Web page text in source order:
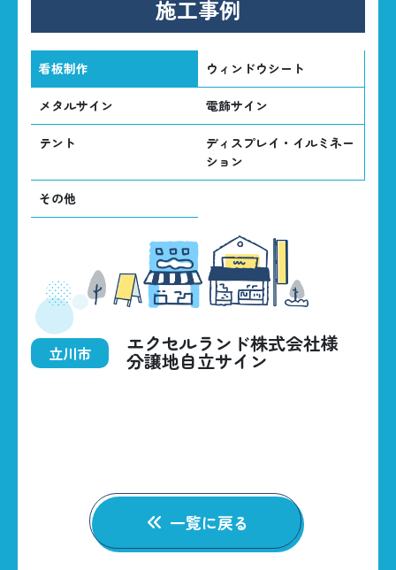
HOME
BUSINESS
042-535-5707
CONTACT
立川市 エクセルランド株式会社様
分譲地自立サイン
一覧に戻る
施工事例
看板制作 ウィンドウシート
メタルサイン 電飾サイン
テント
ディスプレイ・イルミネー
ション
その他